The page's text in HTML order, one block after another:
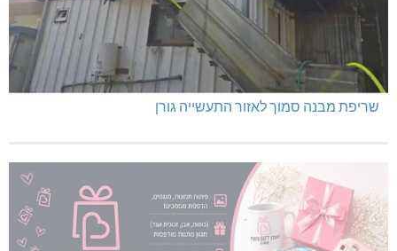
שריפת מבנה סמוך לאזור התעשייה גורן